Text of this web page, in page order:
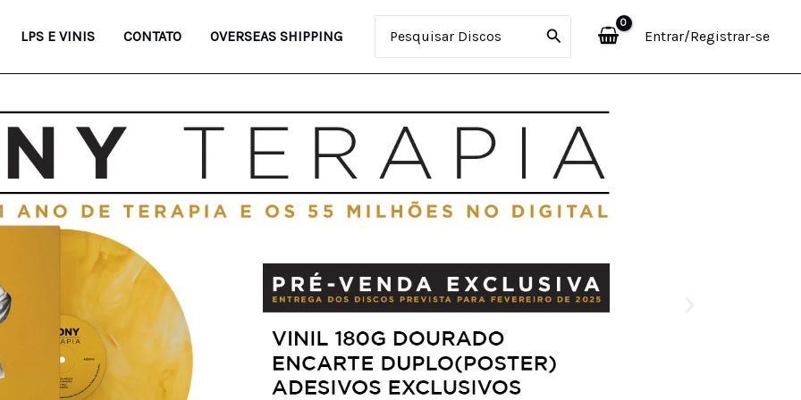
LPS E VINIS CONTATO OVERSEAS SHIPPING Entrar/Registrar-se